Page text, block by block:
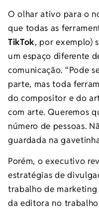
O olhar ativo para o
que todas as
TikTok, por exemplo)
um espaço diferente
comunicação. “Pode
parte, mas toda
do compositor e do
com arte. Queremos
número de pessoas.
guardada na
Porém, o executivo
estratégias de
trabalho de
da editora no